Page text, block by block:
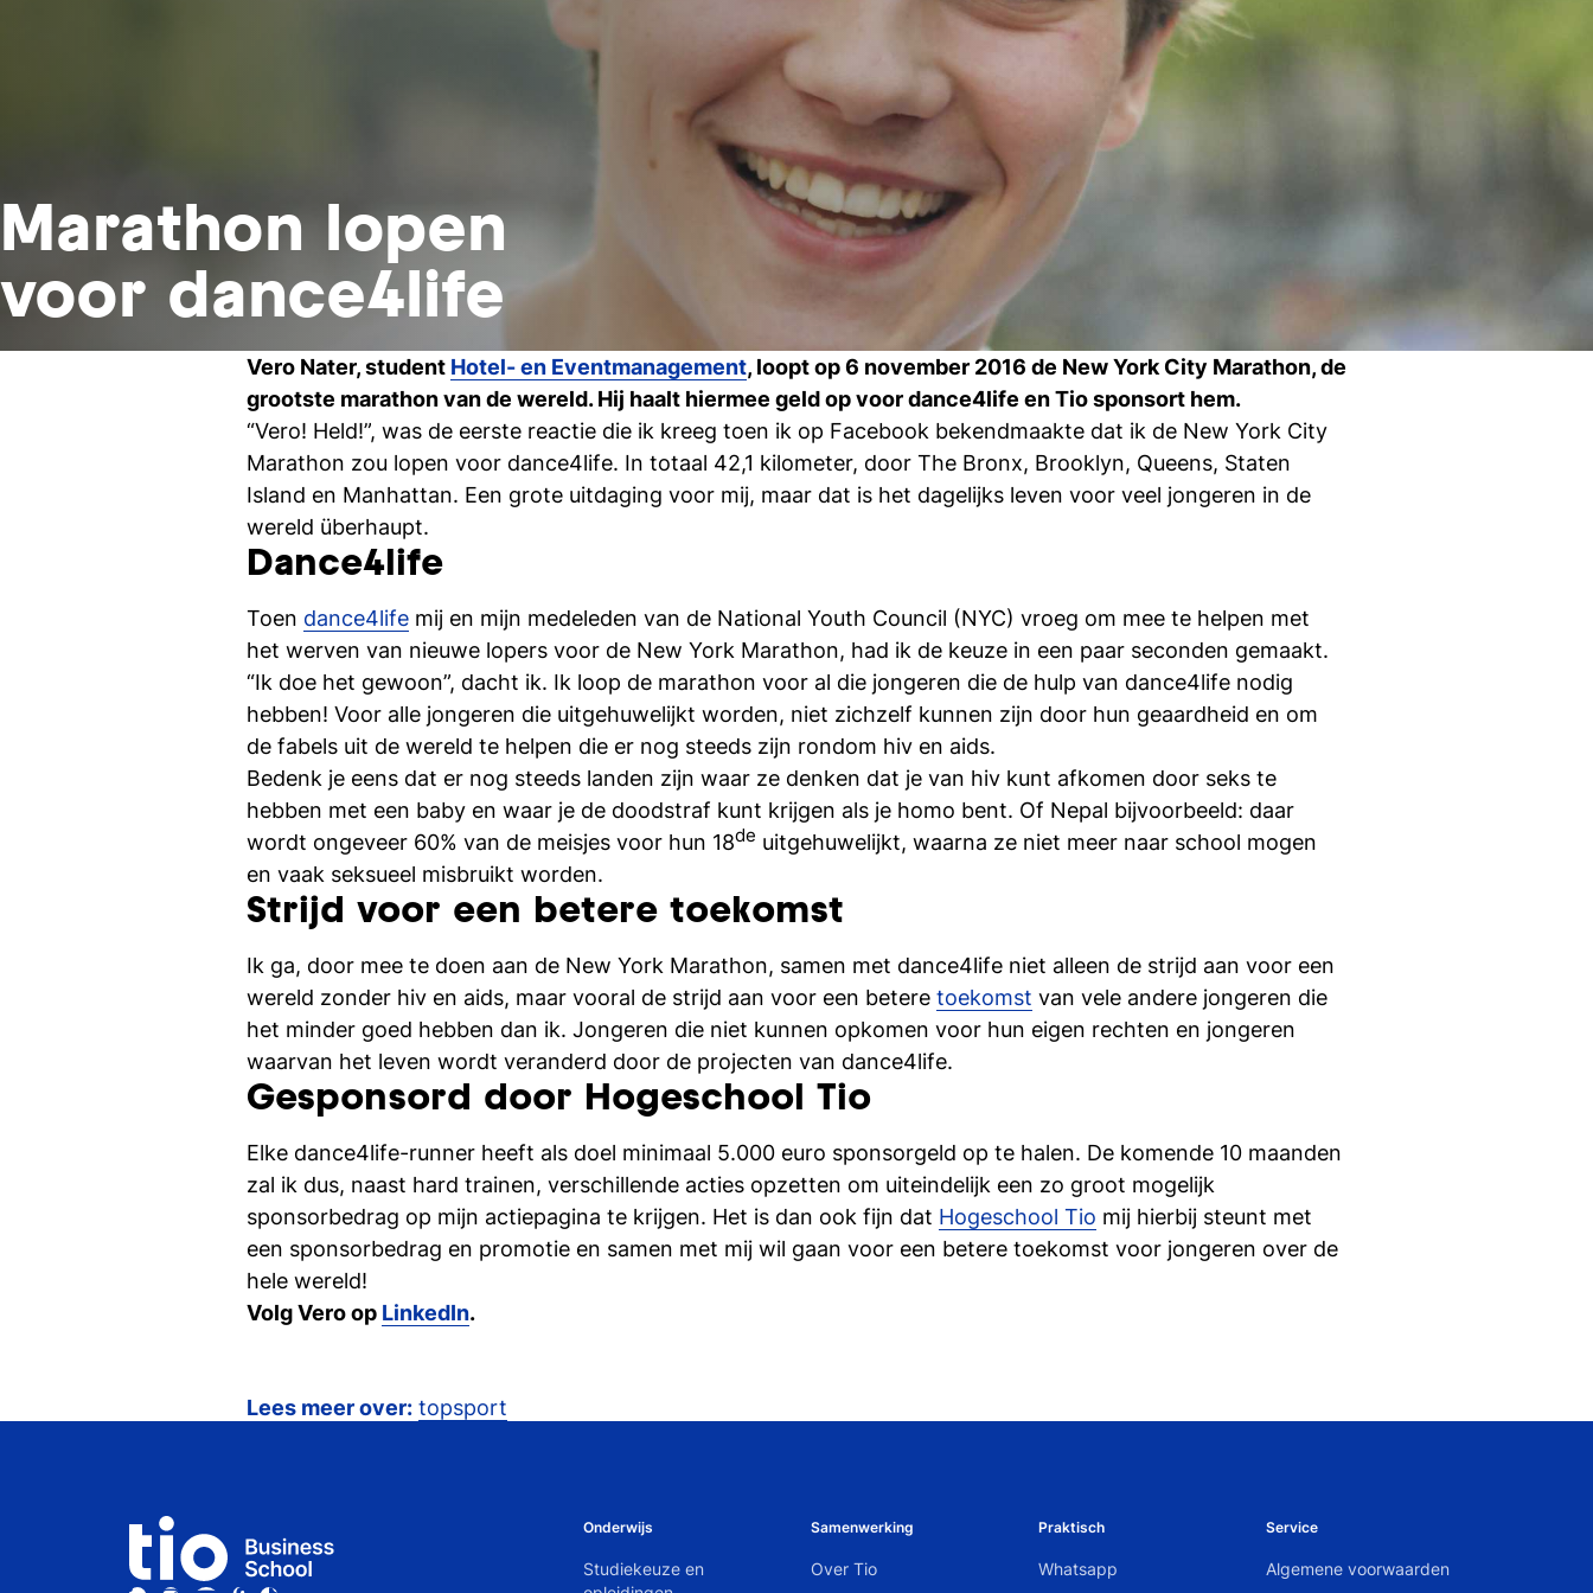
Marathon lopen
voor dance4life
Vero Nater, student Hotel- en Eventmanagement, loopt op 6 november 2016 de New York City Marathon, de
grootste marathon van de wereld. Hij haalt hiermee geld op voor dance4life en Tio sponsort hem.
“Vero! Held!”, was de eerste reactie die ik kreeg toen ik op Facebook bekendmaakte dat ik de New York City
Marathon zou lopen voor dance4life. In totaal 42,1 kilometer, door The Bronx, Brooklyn, Queens, Staten
Island en Manhattan. Een grote uitdaging voor mij, maar dat is het dagelijks leven voor veel jongeren in de
wereld überhaupt.
Dance4life
Toen dance4life mij en mijn medeleden van de National Youth Council (NYC) vroeg om mee te helpen met
het werven van nieuwe lopers voor de New York Marathon, had ik de keuze in een paar seconden gemaakt.
“Ik doe het gewoon”, dacht ik. Ik loop de marathon voor al die jongeren die de hulp van dance4life nodig
hebben! Voor alle jongeren die uitgehuwelijkt worden, niet zichzelf kunnen zijn door hun geaardheid en om
de fabels uit de wereld te helpen die er nog steeds zijn rondom hiv en aids.
Bedenk je eens dat er nog steeds landen zijn waar ze denken dat je van hiv kunt afkomen door seks te
hebben met een baby en waar je de doodstraf kunt krijgen als je homo bent. Of Nepal bijvoorbeeld: daar
wordt ongeveer 60% van de meisjes voor hun 18de uitgehuwelijkt, waarna ze niet meer naar school mogen
en vaak seksueel misbruikt worden.
Strijd voor een betere toekomst
Ik ga, door mee te doen aan de New York Marathon, samen met dance4life niet alleen de strijd aan voor een
wereld zonder hiv en aids, maar vooral de strijd aan voor een betere toekomst van vele andere jongeren die
het minder goed hebben dan ik. Jongeren die niet kunnen opkomen voor hun eigen rechten en jongeren
waarvan het leven wordt veranderd door de projecten van dance4life.
Gesponsord door Hogeschool Tio
Elke dance4life-runner heeft als doel minimaal 5.000 euro sponsorgeld op te halen. De komende 10 maanden
zal ik dus, naast hard trainen, verschillende acties opzetten om uiteindelijk een zo groot mogelijk
sponsorbedrag op mijn actiepagina te krijgen. Het is dan ook fijn dat Hogeschool Tio mij hierbij steunt met
een sponsorbedrag en promotie en samen met mij wil gaan voor een betere toekomst voor jongeren over de
hele wereld!
Volg Vero op LinkedIn.
Lees meer over: topsport
Onderwijs
Studiekeuze en
Samenwerking
Over Tio
Praktisch
Whatsapp
Service
Algemene voorwaarden